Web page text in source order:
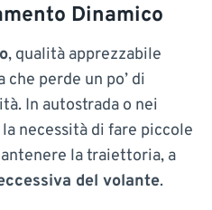
Dinamico
, qualità apprezzabile
perde un po’ di
In autostrada o nei
necessità di fare piccole
la traiettoria, a
del volante.